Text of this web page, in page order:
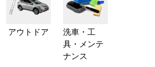
アウトドア
洗車・工
具・メンテ
ナンス